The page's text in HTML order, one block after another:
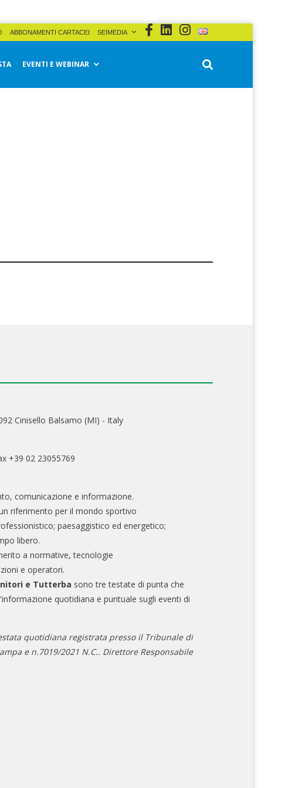
ABBONAMENTI CARTACEI SEIMEDIA
EVENTI E WEBINAR
Cinisello Balsamo (MI) - Italy
+39 02 23055769
comunicazione e informazione.
riferimento per il mondo sportivo
paesaggistico ed energetico;
libero.
a normative, tecnologie
e operatori.
e Tutterba sono tre testate di punta che
quotidiana e puntuale sugli eventi di
quotidiana registrata presso il Tribunale di
e n.7019/2021 N.C.. Direttore Responsabile